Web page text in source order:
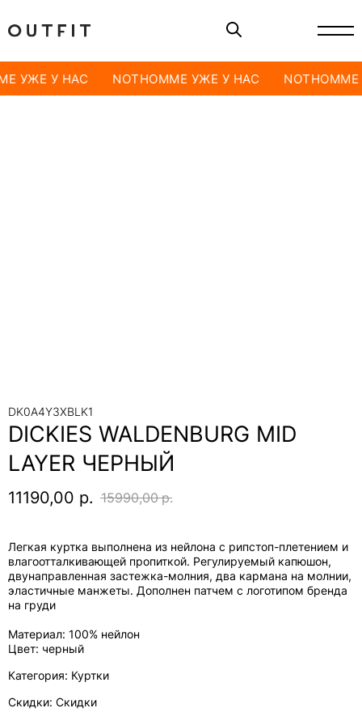
УЖЕ У НАС NOTHOMME УЖЕ У НАС
DICKIES WALDENBURG MID
LAYER ЧЕРНЫЙ
DK0A4Y3XBLK1
11190,00 р. 15990,00 р.
Легкая куртка выполнена из нейлона с рипстоп-плетением и
влагоотталкивающей пропиткой. Регулируемый капюшон,
двунаправленная застежка-молния, два кармана на молнии,
эластичные манжеты. Дополнен патчем с логотипом бренда
на груди
Материал: 100% нейлон
Цвет: черный
Категория: Куртки
Скидки: Скидки